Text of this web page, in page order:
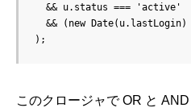
  && u.status === 'active'
&& (new
);
このクロージャで OR と